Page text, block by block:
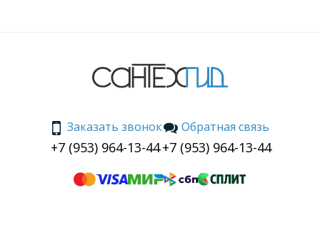
Заказать звонок
+7 (953) 964-13-44
Обратная связь
+7 (953) 964-13-44